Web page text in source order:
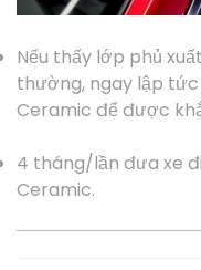
Nếu thấy lớp phủ
thường, ngay lập
Ceramic để được
4 tháng/lần đưa xe
Ceramic.